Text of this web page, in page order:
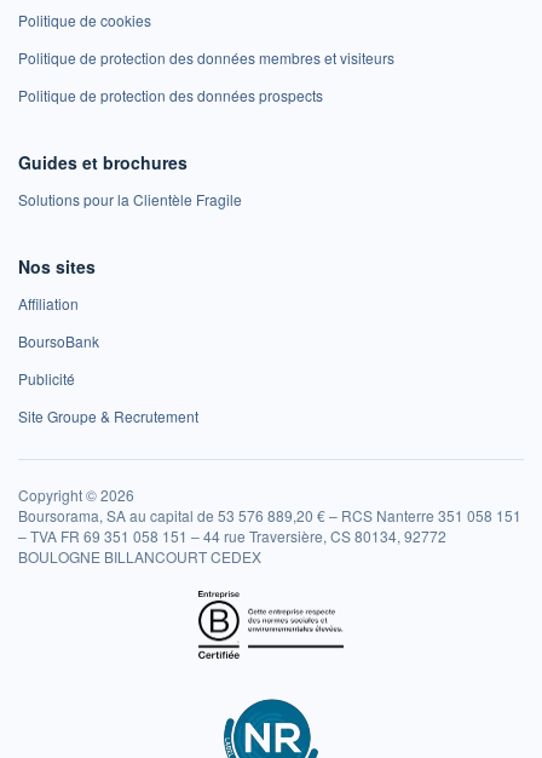
Politique de cookies
Politique de protection des données membres et visiteurs
Politique de protection des données prospects
Guides et brochures
Solutions pour la Clientèle Fragile
Nos sites
Affiliation
BoursoBank
Publicité
Site Groupe & Recrutement
Copyright © 2026
Boursorama, SA au capital de 53 576 889,20 € – RCS Nanterre 351 058 151
– TVA FR 69 351 058 151 – 44 rue Traversière, CS 80134, 92772
BOULOGNE BILLANCOURT CEDEX